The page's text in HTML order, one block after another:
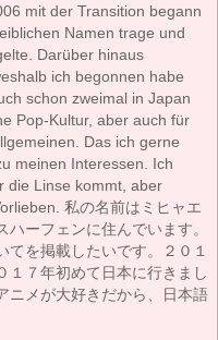
mit der Transition begann
Namen trage und
Darüber hinaus
ich begonnen habe
schon zweimal in Japan
Pop-Kultur, aber auch für
Das ich gerne
meinen Interessen. Ich
die Linse kommt, aber
私の名前はミヒャエ
ーフェンに住んでいます。
てを掲載したいです。２０１
１７年初めて日本に行きまし
ニメが大好きだから、日本語